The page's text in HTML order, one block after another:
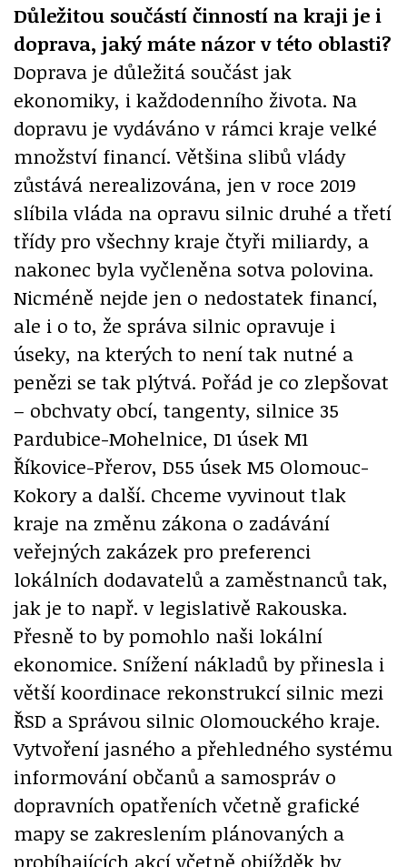
Důležitou součástí činností na kraji je i
doprava, jaký máte názor v této oblasti?
Doprava je důležitá součást jak
ekonomiky, i každodenního života. Na
dopravu je vydáváno v rámci kraje velké
množství financí. Většina slibů vlády
zůstává nerealizována, jen v roce 2019
slíbila vláda na opravu silnic druhé a třetí
třídy pro všechny kraje čtyři miliardy, a
nakonec byla vyčleněna sotva polovina.
Nicméně nejde jen o nedostatek financí,
ale i o to, že správa silnic opravuje i
úseky, na kterých to není tak nutné a
penězi se tak plýtvá. Pořád je co zlepšovat
– obchvaty obcí, tangenty, silnice 35
Pardubice-Mohelnice, D1 úsek M1
Říkovice-Přerov, D55 úsek M5 Olomouc-
Kokory a další. Chceme vyvinout tlak
kraje na změnu zákona o zadávání
veřejných zakázek pro preferenci
lokálních dodavatelů a zaměstnanců tak,
jak je to např. v legislativě Rakouska.
Přesně to by pomohlo naši lokální
ekonomice. Snížení nákladů by přinesla i
větší koordinace rekonstrukcí silnic mezi
ŘSD a Správou silnic Olomouckého kraje.
Vytvoření jasného a přehledného systému
informování občanů a samospráv o
dopravních opatřeních včetně grafické
mapy se zakreslením plánovaných a
probíhajících akcí včetně objížděk by